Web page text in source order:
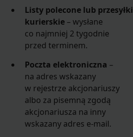
Listy polecone lub przesyłki
kurierskie – wysłane
co najmniej 2 tygodnie
przed terminem.
Poczta elektroniczna –
na adres wskazany
w rejestrze akcjonariuszy
albo za pisemną zgodą
akcjonariusza na inny
wskazany adres e-mail.